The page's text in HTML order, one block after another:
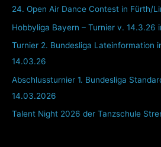
24. Open Air Dance Contest in Fürth/
Hobbyliga Bayern – Turnier v. 14.3.26
Turnier 2. Bundesliga Lateinformation
14.03.26
Abschlussturnier 1. Bundesliga
14.03.2026
Talent Night 2026 der Tanzschule